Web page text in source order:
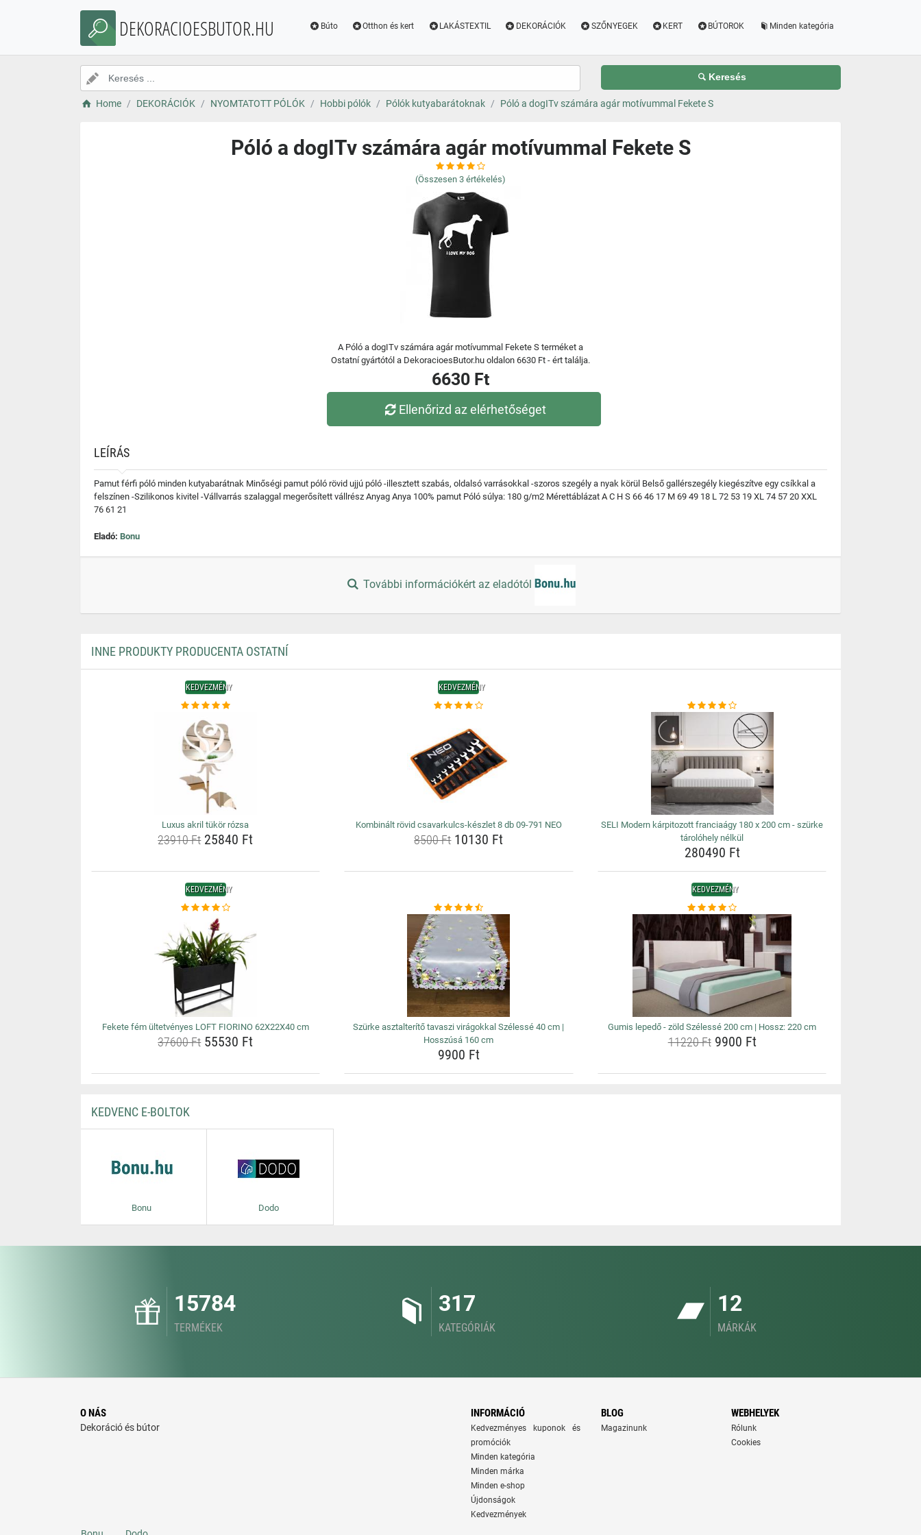
DEKORACIOESBUTOR.HU Búto Otthon és kert LAKÁSTEXTIL DEKORÁCIÓK SZŐNYEGEK KERT BÚTOROK Minden kategória
Keresés
Home DEKORÁCIÓK NYOMTATOTT PÓLÓK Hobbi pólók Pólók kutyabarátoknak Póló a dogITv számára agár motívummal Fekete S
Póló a dogITv számára agár motívummal Fekete S
(Összesen 3 értékelés)
A Póló a dogITv számára agár motívummal Fekete S terméket a
Ostatní gyártótól a DekoracioesButor.hu oldalon 6630 Ft - ért találja.
6630 Ft
Ellenőrizd az elérhetőséget
LEÍRÁS
Pamut férfi póló minden kutyabarátnak Minőségi pamut póló rövid ujjú póló -illesztett szabás, oldalsó varrásokkal -szoros szegély a nyak körül Belső gallérszegély kiegészítve egy csíkkal a
felszínen -Szilikonos kivitel -Vállvarrás szalaggal megerősített vállrész Anyag Anya 100% pamut Póló súlya: 180 g/m2 Mérettáblázat A C H S 66 46 17 M 69 49 18 L 72 53 19 XL 74 57 20 XXL
76 61 21
Eladó: Bonu
További információkért az eladótól
INNE PRODUKTY PRODUCENTA OSTATNÍ
KEDVEZMÉNY
Luxus akril tükör rózsa
23910 Ft25840 Ft
KEDVEZMÉNY
Kombinált rövid csavarkulcs-készlet 8 db 09-791 NEO
8500 Ft10130 Ft
SELI Modern kárpitozott franciaágy 180 x 200 cm - szürke
tárolóhely nélkül
280490 Ft
KEDVEZMÉNY
Fekete fém ültetvényes LOFT FIORINO 62X22X40 cm
37600 Ft55530 Ft
Szürke asztalterítő tavaszi virágokkal Szélessé 40 cm |
Hosszúsá 160 cm
9900 Ft
KEDVEZMÉNY
Gumis lepedő - zöld Szélessé 200 cm | Hossz: 220 cm
11220 Ft9900 Ft
KEDVENC E-BOLTOK
Bonu Dodo
15784
TERMÉKEK
317
KATEGÓRIÁK
12
MÁRKÁK
O NÁS
Dekoráció és bútor
INFORMÁCIÓ
Kedvezményes kuponok és
promóciók
Minden kategória
Minden márka
Minden e-shop
Újdonságok
Kedvezmények
BLOG
Magazinunk
WEBHELYEK
Rólunk
Cookies